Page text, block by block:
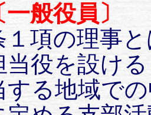
般役員〕
項の理事と
当役を設け
する地域で